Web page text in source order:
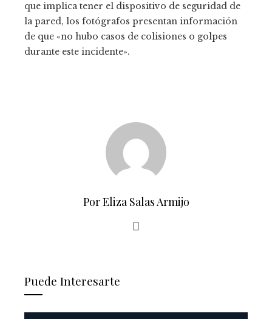
que implica tener el dispositivo de seguridad de
la pared, los fotógrafos presentan información
de que «no hubo casos de colisiones o golpes
durante este incidente».
Por Eliza Salas Armijo
Puede Interesarte